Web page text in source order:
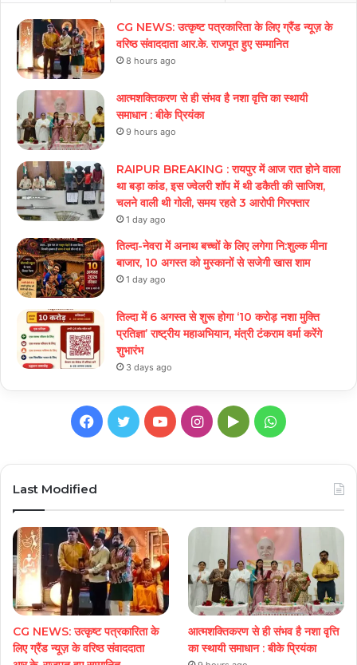
CG NEWS: उत्कृष्ट पत्रकारिता के लिए ग्रैंड न्यूज़ के
वरिष्ठ संवाददाता आर.के. राजपूत हुए सम्मानित
8 hours ago
आत्मशक्तिकरण से ही संभव है नशा वृत्ति का स्थायी
समाधान : बीके प्रियंका
9 hours ago
RAIPUR BREAKING : रायपुर में आज रात होने वाला
था बड़ा कांड, इस ज्वेलरी शॉप में थी डकैती की साजिश,
चलने वाली थी गोली, समय रहते 3 आरोपी गिरफ्तार
1 day ago
तिल्दा-नेवरा में अनाथ बच्चों के लिए लगेगा नि:शुल्क मीना
बाजार, 10 अगस्त को मुस्कानों से सजेगी खास शाम
1 day ago
तिल्दा में 6 अगस्त से शुरू होगा ‘10 करोड़ नशा मुक्ति
प्रतिज्ञा’ राष्ट्रीय महाअभियान, मंत्री टंकराम वर्मा करेंगे
शुभारंभ
3 days ago
Facebook
TwitterYouTubeInstagram
GoogleWhatsApp
Last Modified
CG NEWS: उत्कृष्ट पत्रकारिता के
लिए ग्रैंड न्यूज़ के वरिष्ठ संवाददाता
आत्मशक्तिकरण से ही संभव है नशा वृत्ति
का स्थायी समाधान : बीके प्रियंका